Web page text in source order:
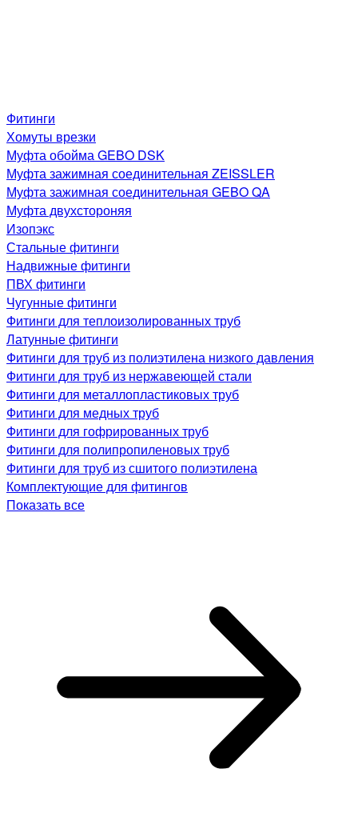
Фитинги
Хомуты врезки
Муфта обойма GEBO DSK
Муфта зажимная соединительная ZEISSLER
Муфта зажимная соединительная GEBO QA
Муфта двухстороняя
Изопэкс
Стальные фитинги
Надвижные фитинги
ПВХ фитинги
Чугунные фитинги
Фитинги для теплоизолированных труб
Латунные фитинги
Фитинги для труб из полиэтилена низкого давления
Фитинги для труб из нержавеющей стали
Фитинги для металлопластиковых труб
Фитинги для медных труб
Фитинги для гофрированных труб
Фитинги для полипропиленовых труб
Фитинги для труб из сшитого полиэтилена
Комплектующие для фитингов
Показать все